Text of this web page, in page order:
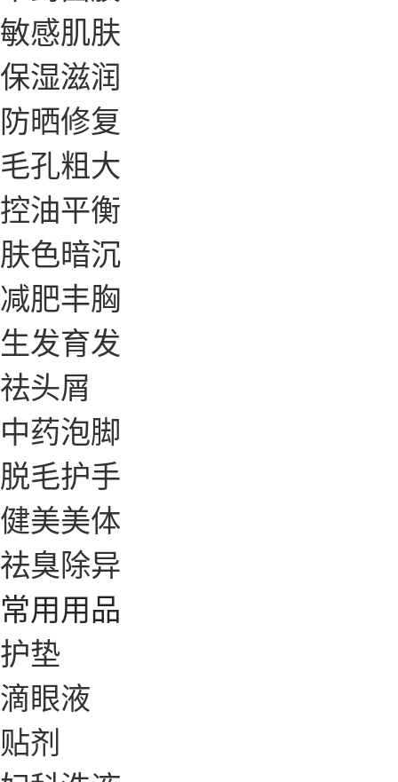
敏感肌肤
保湿滋润
防晒修复
毛孔粗大
控油平衡
肤色暗沉
减肥丰胸
生发育发
祛头屑
中药泡脚
脱毛护手
健美美体
祛臭除异
常用用品
护垫
滴眼液
贴剂